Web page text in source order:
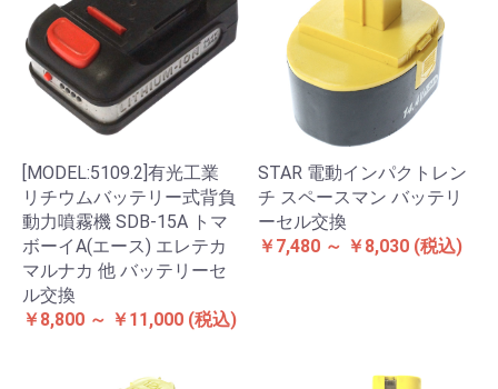
[MODEL:5109.2]有光工業
リチウムバッテリー式背負
動力噴霧機 SDB-15A トマ
ボーイA(エース) エレテカ
マルナカ 他 バッテリーセ
ル交換
￥8,800 ～ ￥11,000 (税込)
STAR 電動インパクトレン
チ スペースマン バッテリ
ーセル交換
￥7,480 ～ ￥8,030 (税込)